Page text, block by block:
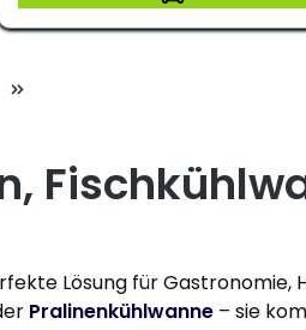
Lösung für Gastronomie,
Pralinenkühlwanne – sie